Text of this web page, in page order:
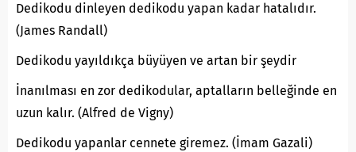
Dedikodu dinleyen dedikodu yapan kadar hatalıdır.
(James Randall)
Dedikodu yayıldıkça büyüyen ve artan bir şeydir
İnanılması en zor dedikodular, aptalların belleğinde en
uzun kalır. (Alfred de Vigny)
Dedikodu yapanlar cennete giremez. (İmam Gazali)